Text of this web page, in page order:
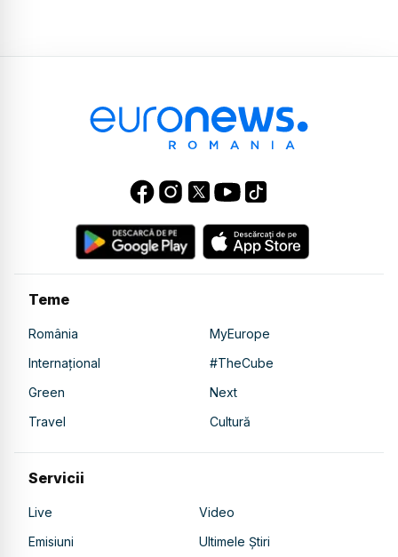
Teme
România
MyEurope
Internațional
#TheCube
Green
Next
Travel
Cultură
Servicii
Live
Video
Emisiuni
Ultimele Știri